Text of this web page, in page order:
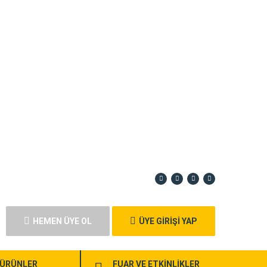
HEMEN ÜYE OL ÜYE GİRİŞİ YAP
ÜRÜNLER FUAR VE ETKİNLİKLER